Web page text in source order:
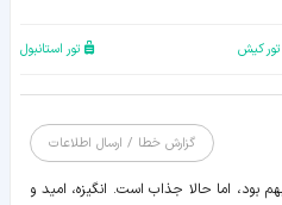
تور کیش تور استانبول
گزارش خطا / ارسال اطلاعات
بود، اما حالا جذاب است. انگیزه، امید و